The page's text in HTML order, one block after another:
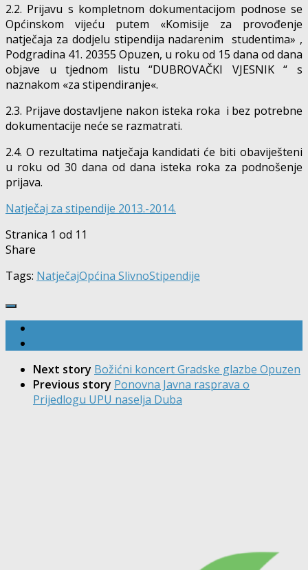
2.2. Prijavu s kompletnom dokumentacijom podnose se
Općinskom vijeću putem «Komisije za provođenje
natječaja za dodjelu stipendija nadarenim studentima» ,
Podgradina 41. 20355 Opuzen, u roku od 15 dana od dana
objave u tjednom listu “DUBROVAČKI VJESNIK “ s
naznakom «za stipendiranje«.
2.3. Prijave dostavljene nakon isteka roka i bez potrebne
dokumentacije neće se razmatrati.
2.4. O rezultatima natječaja kandidati će biti obaviješteni
u roku od 30 dana od dana isteka roka za podnošenje
prijava.
Natječaj za stipendije 2013.-2014.
Stranica 1 od 1 1
Share
Tags: NatječajOpćina SlivnoStipendije
Next story Božićni koncert Gradske glazbe Opuzen
Previous story Ponovna Javna rasprava o
Prijedlogu UPU naselja Duba